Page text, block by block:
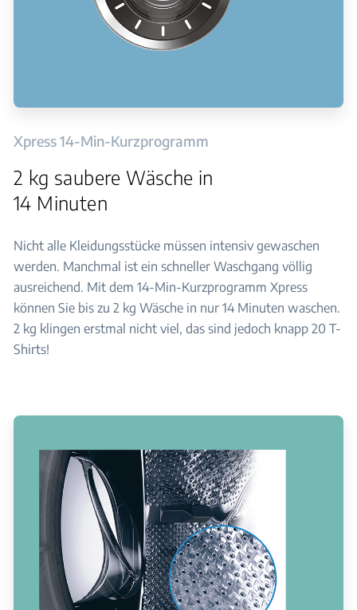
Xpress 14-Min-Kurzprogramm
2 kg saubere Wäsche in
14 Minuten
Nicht alle Kleidungsstücke müssen intensiv gewaschen
werden. Manchmal ist ein schneller Waschgang völlig
ausreichend. Mit dem 14-Min-Kurzprogramm Xpress
können Sie bis zu 2 kg Wäsche in nur 14 Minuten waschen.
2 kg klingen erstmal nicht viel, das sind jedoch knapp 20 T-
Shirts!